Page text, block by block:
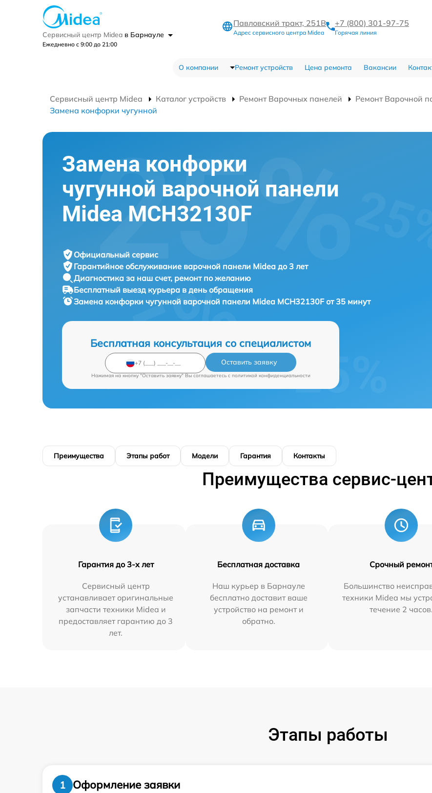
Сервисный центр Midea в Барнауле
Ежедневно с 9:00 до 21:00
Павловский тракт, 251В
Адрес сервисного центра Midea
+7 (800) 301-97-75
Горячая линия
О компании Ремонт устройств Цена ремонта Вакансии
Сервисный центр Midea Каталог устройств Ремонт Варочных панелей
Ремонт Варочной
Замена конфорки чугунной
Замена конфорки
чугунной варочной панели
Midea MCH32130F
Официальный сервис
Гарантийное обслуживание варочной панели Midea до 3 лет
Диагностика за наш счет, ремонт по желанию
Бесплатный выезд курьера в день обращения
Замена конфорки чугунной варочной панели Midea MCH32130F от 35 минут
Бесплатная консультация со специалистом
Оставить заявку
Нажимая на кнопку "Оставить заявку" Вы соглашаетесь c политикой конфиденциальности
Преимущества Этапы работ Модели Гарантия Контакты
Преимущества сервис-
Гарантия до 3-х лет
Сервисный центр
устанавливает оригинальные
запчасти техники Midea и
предоставляет гарантию до 3
лет.
Бесплатная доставка
Наш курьер в Барнауле
бесплатно доставит ваше
устройство на ремонт и
обратно.
Срочный
Большинство
техники Midea мы
течение 2 часов.
Этапы работы
1
Оформление заявки